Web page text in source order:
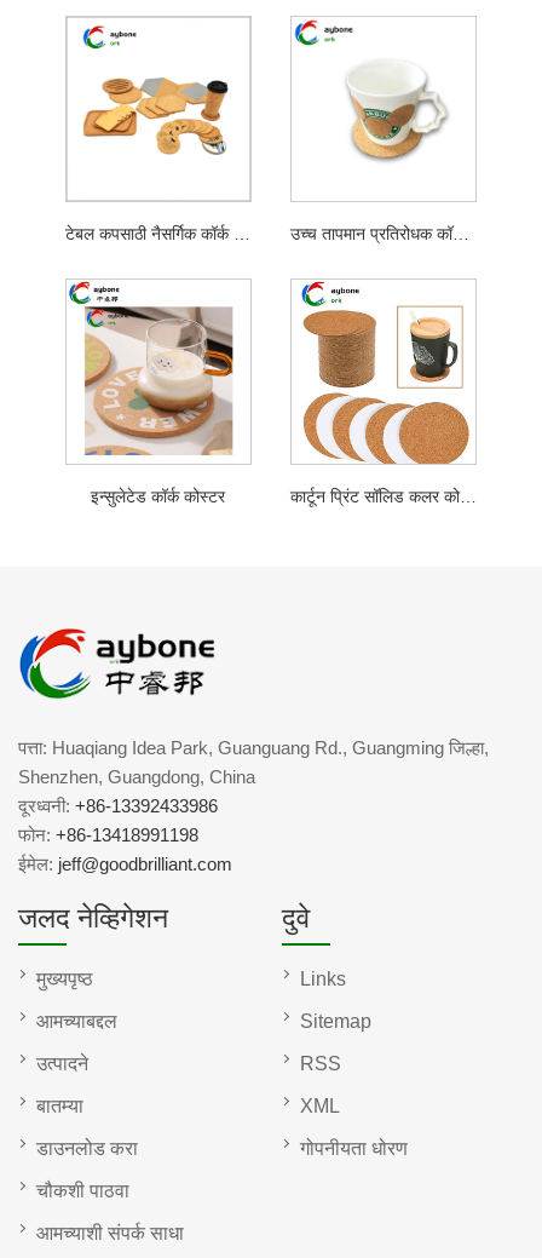
टेबल कपसाठी नैसर्गिक कॉर्क कोस्टर उच्च तापमान प्रतिरोधक कॉर्क कोस्टर
इन्सुलेटेड कॉर्क कोस्टर कार्टून प्रिंट सॉलिड कलर कोस्टर
पत्ता: Huaqiang Idea Park, Guanguang Rd., Guangming जिल्हा,
Shenzhen, Guangdong, China
दूरध्वनी: +86-13392433986
फोन: +86-13418991198
ईमेल: jeff@goodbrilliant.com
जलद नेव्हिगेशन
मुख्यपृष्ठ
आमच्याबद्दल
उत्पादने
बातम्या
डाउनलोड करा
चौकशी पाठवा
आमच्याशी संपर्क साधा
दुवे
Links
Sitemap
RSS
XML
गोपनीयता धोरण